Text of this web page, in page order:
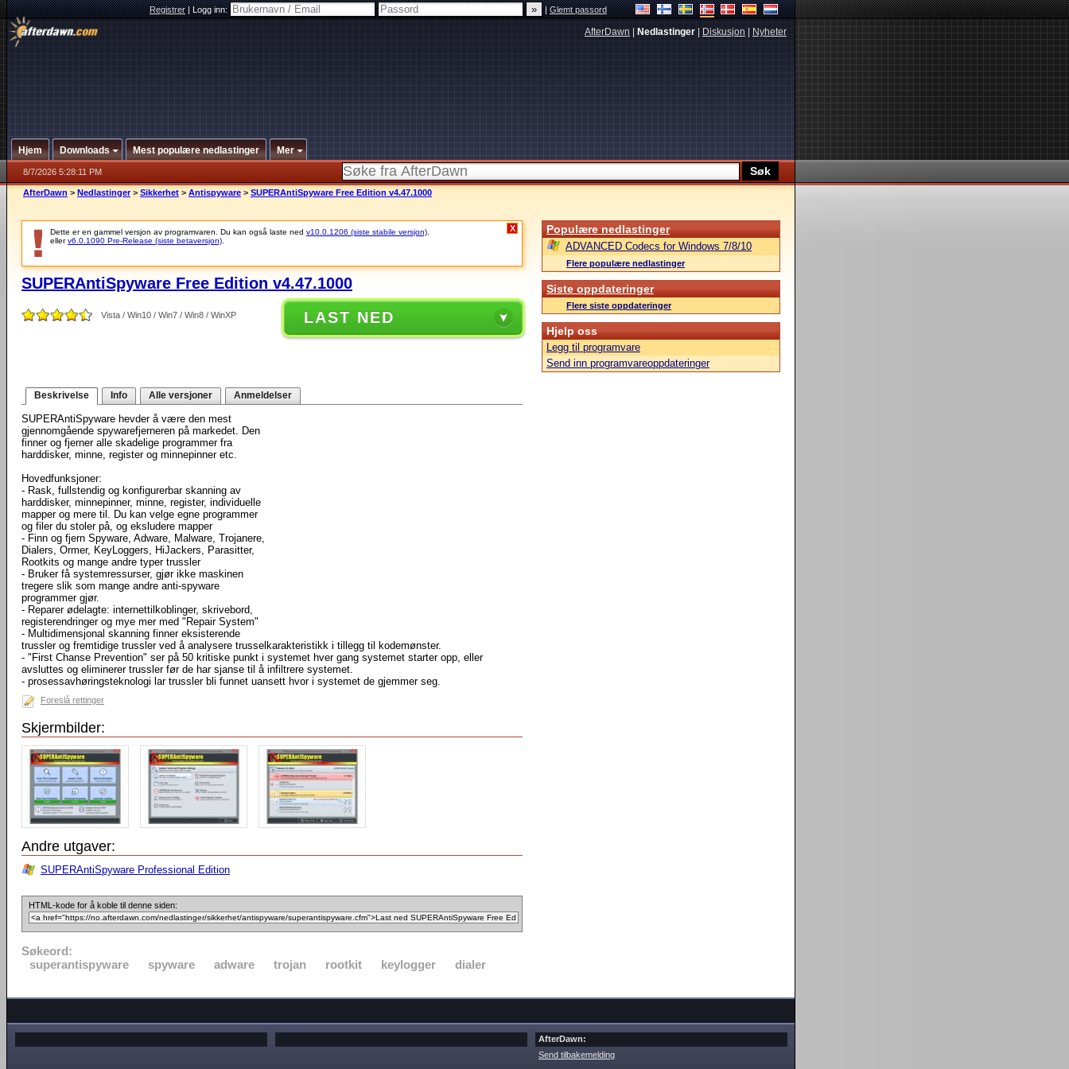
Registrer|Logg inn: |Glemt passord
AfterDawn Nedlastinger Diskusjon Nyheter
Hjem Downloads Mest populære nedlastinger Mer
8/7/2026 5:28:11 PM
AfterDawn > Nedlastinger > Sikkerhet > Antispyware > SUPERAntiSpyware Free Edition v4.47.1000
Dette er en gammel versjon av programvaren. Du kan også laste ned v10.0.1206 (siste stabile versjon)
ellerv6.0.1090 Pre-Release (siste betaversjon)
X
SUPERAntiSpyware Free Edition v4.47.1000
Vista / Win10 / Win7 / Win8 / WinXP LAST NED
Beskrivelse Info Alle versjoner Anmeldelser
SUPERAntiSpyware hevder å være den mest
gjennomgående spywarefjerneren på markedet. Den
finner og fjerner alle skadelige programmer fra
harddisker, minne, register og minnepinner etc.
Hovedfunksjoner:
- Rask, fullstendig og konfigurerbar skanning av
harddisker, minnepinner, minne, register, individuelle
mapper og mere til. Du kan velge egne programmer
og filer du stoler på, og eksludere mapper
- Finn og fjern Spyware, Adware, Malware, Trojanere,
Dialers, Ormer, KeyLoggers, HiJackers, Parasitter,
Rootkits og mange andre typer trussler
- Bruker få systemressurser, gjør ikke maskinen
tregere slik som mange andre anti-spyware
programmer gjør.
- Reparer ødelagte: internettilkoblinger, skrivebord,
registerendringer og mye mer med "Repair System"
- Multidimensjonal skanning finner eksisterende
trussler og fremtidige trussler ved å analysere trusselkarakteristikk i tillegg til kodemønster.
- "First Chanse Prevention" ser på 50 kritiske punkt i systemet hver gang systemet starter opp, eller
avsluttes og eliminerer trussler før de har sjanse til å infiltrere systemet.
- prosessavhøringsteknologi lar trussler bli funnet uansett hvor i systemet de gjemmer seg.
Foreslå rettinger
Skjermbilder:
Andre utgaver:
SUPERAntiSpyware Professional Edition
HTML-kode for å koble til denne siden:
Søkeord:
superantispyware
spyware adware trojan rootkit keylogger dialer
Populære nedlastinger
ADVANCED Codecs for Windows 7/8/10
Flere populære nedlastinger
Siste oppdateringer
Flere siste oppdateringer
Hjelp oss
Legg til programvare
Send inn programvareoppdateringer
AfterDawn:
Send tilbakemelding